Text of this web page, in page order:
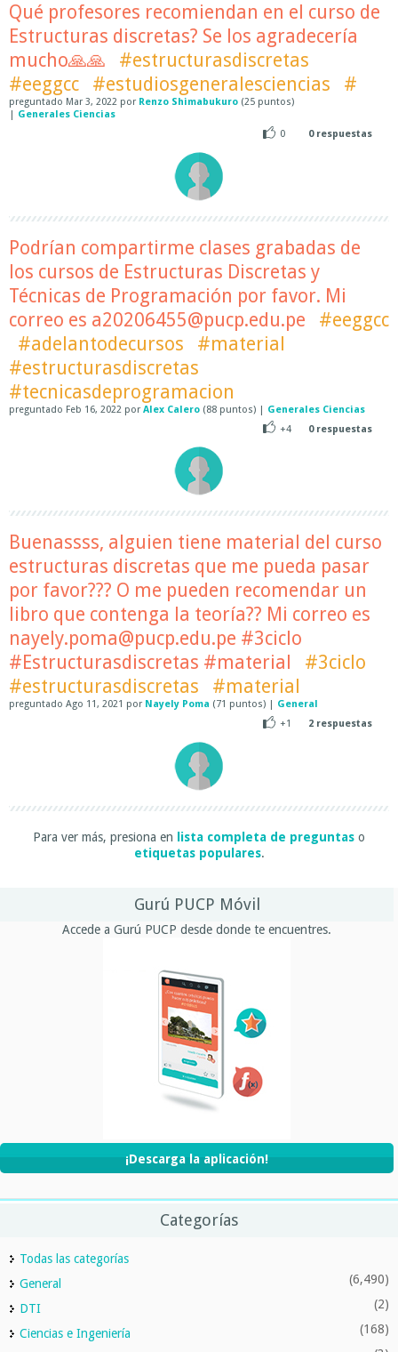
Qué profesores recomiendan en el curso de
Estructuras discretas? Se los agradecería
mucho🙏🙏
#estructurasdiscretas
#eeggcc
#estudiosgeneralesciencias #
preguntado Mar 3, 2022 por Renzo Shimabukuro (25 puntos)
| Generales Ciencias
0
0respuestas
Podrían compartirme clases grabadas de
los cursos de Estructuras Discretas y
Técnicas de Programación por favor. Mi
correo es a20206455@pucp.edu.pe
#eeggcc
#adelantodecursos
#material
#estructurasdiscretas
#tecnicasdeprogramacion
preguntado Feb 16, 2022 por Alex Calero (88 puntos) | Generales Ciencias
+4
0respuestas
Buenassss, alguien tiene material del curso
estructuras discretas que me pueda pasar
por favor??? O me pueden recomendar un
libro que contenga la teoría?? Mi correo es
nayely.poma@pucp.edu.pe #3ciclo
#Estructurasdiscretas #material
#3ciclo
#estructurasdiscretas
#material
preguntado Ago 11, 2021 por Nayely Poma (71 puntos) | General
+1
2 respuestas
Para ver más, presiona en lista completa de preguntas o
etiquetas populares.
Gurú PUCP Móvil
Accede a Gurú PUCP desde donde te encuentres.
¡Descarga la aplicación!
Categorías
Todas las categorías
General
(6,490)
DTI (2)
Ciencias e Ingeniería (168)